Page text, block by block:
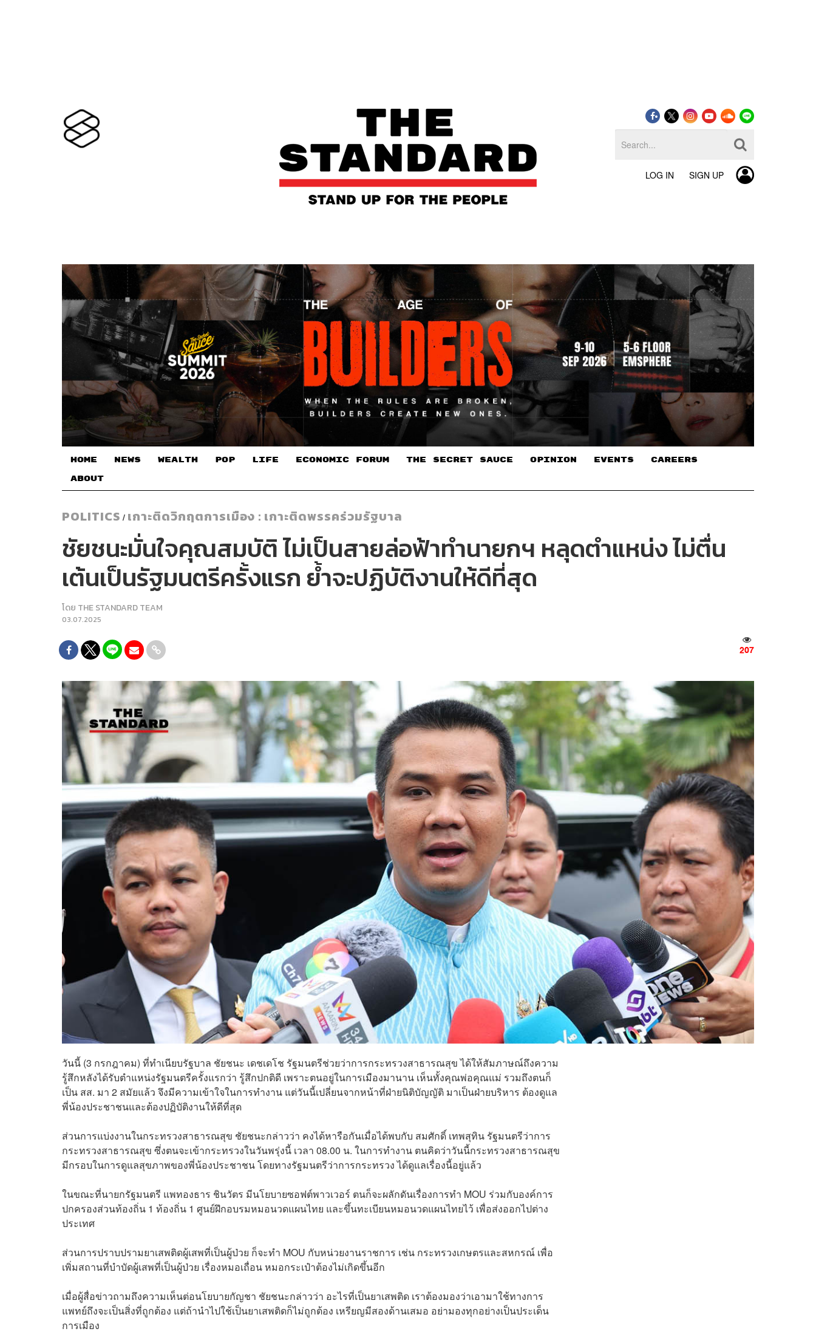
LOG IN SIGN UP
HOME NEWS WEALTH POP LIFE ECONOMIC FORUM THE SECRET SAUCE​ OPINION EVENTS CAREERS
ABOUT
POLITICS / เกาะติดวิกฤตการเมือง : เกาะติดพรรคร่วมรัฐบาล
ชัยชนะมั่นใจคุณสมบัติ ไม่เป็นสายล่อฟ้าทำนายกฯ หลุดตำแหน่ง ไม่ตื่น
เต้นเป็นรัฐมนตรีครั้งแรก ย้ำจะปฏิบัติงานให้ดีที่สุด
โดย THE STANDARD TEAM
03.07.2025
207
วันนี้ (3 กรกฎาคม) ที่ทำเนียบรัฐบาล ชัยชนะ เดชเดโช รัฐมนตรีช่วยว่าการกระทรวงสาธารณสุข ได้ให้สัมภาษณ์ถึงความ
รู้สึกหลังได้รับตำแหน่งรัฐมนตรีครั้งแรกว่า รู้สึกปกติดี เพราะตนอยู่ในการเมืองมานาน เห็นทั้งคุณพ่อคุณแม่ รวมถึงตนก็
เป็น สส. มา 2 สมัยแล้ว จึงมีความเข้าใจในการทำงาน แต่วันนี้เปลี่ยนจากหน้าที่ฝ่ายนิติบัญญัติ มาเป็นฝ่ายบริหาร ต้องดูแล
พี่น้องประชาชนและต้องปฏิบัติงานให้ดีที่สุด
ส่วนการแบ่งงานในกระทรวงสาธารณสุข ชัยชนะกล่าวว่า คงได้หารือกันเมื่อได้พบกับ สมศักดิ์ เทพสุทิน รัฐมนตรีว่าการ
กระทรวงสาธารณสุข ซึ่งตนจะเข้ากระทรวงในวันพรุ่งนี้ เวลา 08.00 น. ในการทำงาน ตนคิดว่าวันนี้กระทรวงสาธารณสุข
มีกรอบในการดูแลสุขภาพของพี่น้องประชาชน โดยทางรัฐมนตรีว่าการกระทรวง ได้ดูแลเรื่องนี้อยู่แล้ว
ในขณะที่นายกรัฐมนตรี แพทองธาร ชินวัตร มีนโยบายซอฟต์พาวเวอร์ ตนก็จะผลักดันเรื่องการทำ MOU ร่วมกับองค์การ
ปกครองส่วนท้องถิ่น 1 ท้องถิ่น 1 ศูนย์ฝึกอบรมหมอนวดแผนไทย และขึ้นทะเบียนหมอนวดแผนไทยไว้ เพื่อส่งออกไปต่าง
ประเทศ
ส่วนการปราบปรามยาเสพติดผู้เสพที่เป็นผู้ป่วย ก็จะทำ MOU กับหน่วยงานราชการ เช่น กระทรวงเกษตรและสหกรณ์ เพื่อ
เพิ่มสถานที่บำบัดผู้เสพที่เป็นผู้ป่วย เรื่องหมอเถื่อน หมอกระเป๋าต้องไม่เกิดขึ้นอีก
เมื่อผู้สื่อข่าวถามถึงความเห็นต่อนโยบายกัญชา ชัยชนะกล่าวว่า อะไรที่เป็นยาเสพติด เราต้องมองว่าเอามาใช้ทางการ
แพทย์ถึงจะเป็นสิ่งที่ถูกต้อง แต่ถ้านำไปใช้เป็นยาเสพติดก็ไม่ถูกต้อง เหรียญมีสองด้านเสมอ อย่ามองทุกอย่างเป็นประเด็น
การเมือง